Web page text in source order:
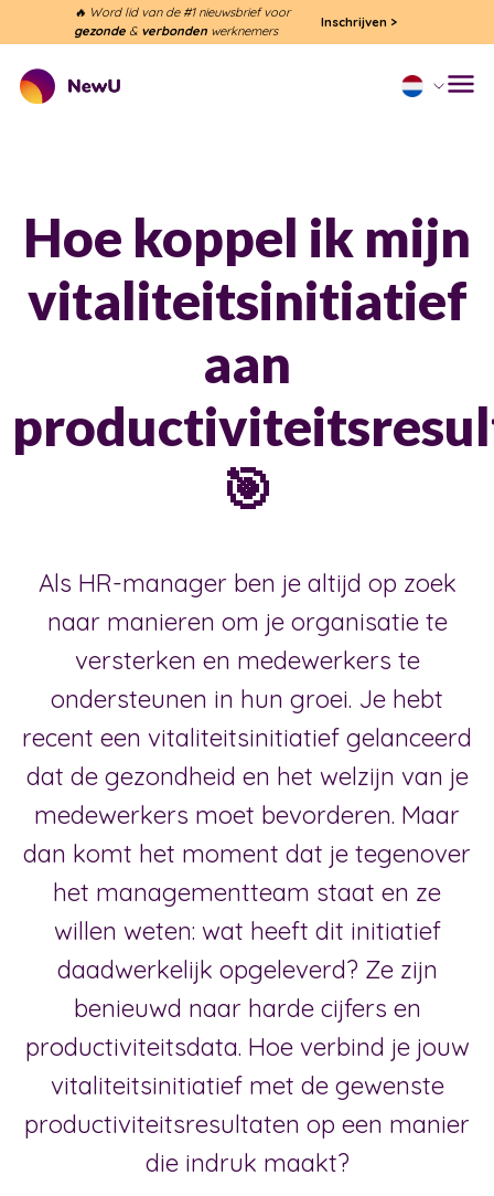
🔥 Word lid van de #1 nieuwsbrief voor
gezonde & verbonden werknemers
Inschrijven >
Hoe koppel ik mijn
vitaliteitsinitiatief
aan
🎯
Als HR-manager ben je altijd op zoek
naar manieren om je organisatie te
versterken en medewerkers te
ondersteunen in hun groei. Je hebt
recent een vitaliteitsinitiatief gelanceerd
dat de gezondheid en het welzijn van je
medewerkers moet bevorderen. Maar
dan komt het moment dat je tegenover
het managementteam staat en ze
willen weten: wat heeft dit initiatief
daadwerkelijk opgeleverd? Ze zijn
benieuwd naar harde cijfers en
productiviteitsdata. Hoe verbind je jouw
vitaliteitsinitiatief met de gewenste
productiviteitsresultaten op een manier
die indruk maakt?